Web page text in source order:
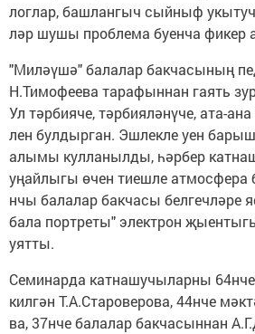
лог­лар, баш­лан­гыч сый­ныф
ләр шу­шы проб­ле­ма бу­ен­ча
"Ми­ләү­шә" ба­ла­лар бак­ча­сы­ның
Н.Ти­мо­фе­е­ва та­ра­фын­нан га­ять
Ул тәр­би­я­че, тәр­би­я­лә­нү­че, ата-
лен бул­дыр­ган. Эш­лек­ле уен
алы­мы кул­ла­ныл­ды, һәр­бер
уңай­лы­гы өчен ти­еш­ле
нчы ба­ла­лар бак­ча­сы бел­геч­лә­ре
ба­ла порт­ре­ты" элек­трон
уят­ты.
Се­ми­нар­да кат­на­шу­чы­лар­ны
кил­гән Т.А.Ста­ро­ве­ро­ва, 44нче
ва, 37нче ба­ла­лар бак­ча­сын­нан